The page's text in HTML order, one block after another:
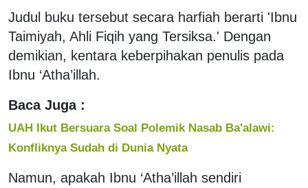
Judul buku tersebut secara harfiah berarti 'Ibnu
Taimiyah, Ahli Fiqih yang Tersiksa.' Dengan
demikian, kentara keberpihakan penulis pada
Ibnu ‘Atha’illah.
Baca Juga :
UAH Ikut Bersuara Soal Polemik Nasab Ba'alawi:
Konfliknya Sudah di Dunia Nyata
Namun, apakah Ibnu ‘Atha’illah sendiri